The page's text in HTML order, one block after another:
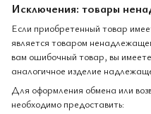
Исключения: товары
Если приобретенный товар
является товаром
вам ошибочный товар, вы
аналогичное изделие
Для оформления обмена или
необходимо предоставить: